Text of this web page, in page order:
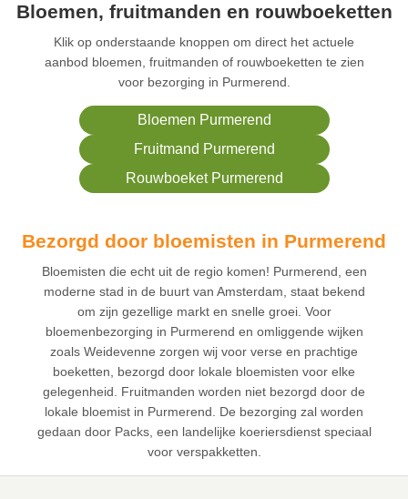
Bloemen, fruitmanden en rouwboeketten
Klik op onderstaande knoppen om direct het actuele
aanbod bloemen, fruitmanden of rouwboeketten te zien
voor bezorging in Purmerend.
Bloemen Purmerend
Fruitmand Purmerend
Rouwboeket Purmerend
Bezorgd door bloemisten in Purmerend
Bloemisten die echt uit de regio komen! Purmerend, een
moderne stad in de buurt van Amsterdam, staat bekend
om zijn gezellige markt en snelle groei. Voor
bloemenbezorging in Purmerend en omliggende wijken
zoals Weidevenne zorgen wij voor verse en prachtige
boeketten, bezorgd door lokale bloemisten voor elke
gelegenheid. Fruitmanden worden niet bezorgd door de
lokale bloemist in Purmerend. De bezorging zal worden
gedaan door Packs, een landelijke koeriersdienst speciaal
voor verspakketten.